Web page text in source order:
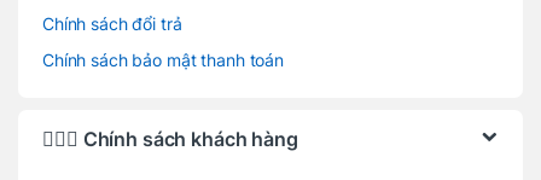
Chính sách đổi trả
Chính sách bảo mật thanh toán
🙋🏻‍♂️ Chính sách khách hàng